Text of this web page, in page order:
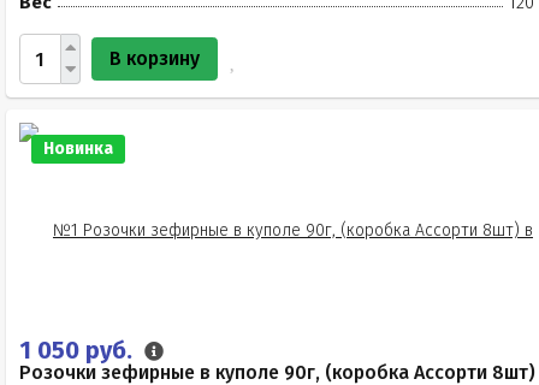
В корзину
Новинка
1 050 руб.
Розочки зефирные в куполе 90г, (коробка Ассорти 8шт)